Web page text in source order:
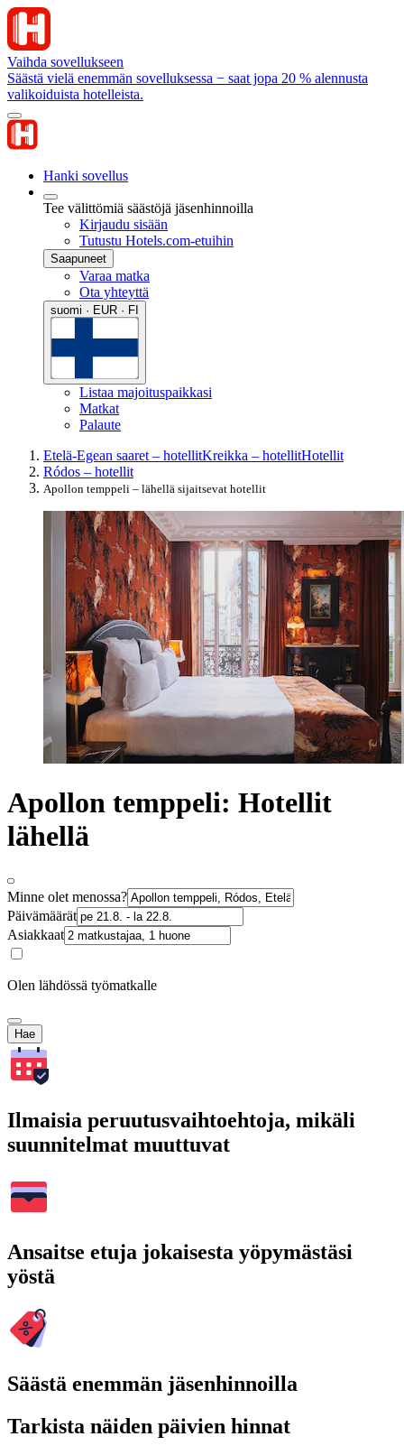
Vaihda sovellukseen
Säästä vielä enemmän sovelluksessa − saat jopa 20 % alennusta
valikoiduista hotelleista.
Hanki sovellus
Tee välittömiä säästöjä jäsenhinnoilla
Kirjaudu sisään
Tutustu Hotels.com-etuihin
Saapuneet
Varaa matka
Ota yhteyttä
suomi · EUR · FI
Listaa majoituspaikkasi
Matkat
Palaute
Etelä-Egean saaret – hotellitKreikka – hotellitHotellit
Ródos – hotellit
Apollon temppeli – lähellä sijaitsevat hotellit
Apollon temppeli: Hotellit
lähellä
Minne olet menossa?
Päivämäärät
Asiakkaat
Olen lähdössä työmatkalle
Hae
Ilmaisia peruutusvaihtoehtoja, mikäli
suunnitelmat muuttuvat
Ansaitse etuja jokaisesta yöpymästäsi
yöstä
Säästä enemmän jäsenhinnoilla
Tarkista näiden päivien hinnat